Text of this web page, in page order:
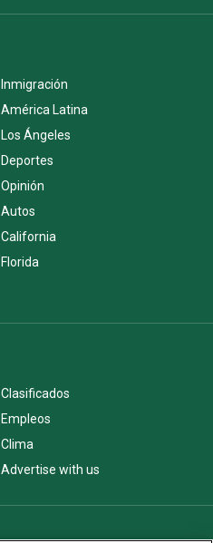
Inmigración
América Latina
Los Ángeles
Deportes
Opinión
Autos
California
Florida
Clasificados
Empleos
Clima
Advertise with us